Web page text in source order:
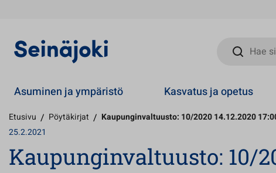
Hae sivustolta
Asuminen ja ympäristö Kasvatus ja opetus
Etusivu / Pöytäkirjat / Kaupunginvaltuusto: 10/2020 14.12.2020
25.2.2021
Kaupunginvaltuusto: 10/